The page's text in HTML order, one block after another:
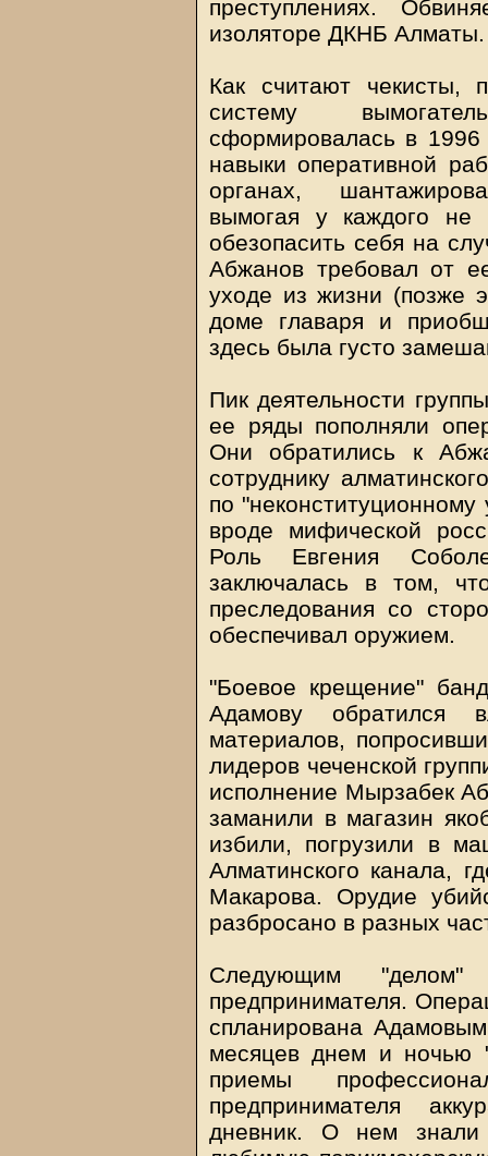
преступлениях.
изоляторе ДКНБ Алматы.
Как считают чекисты,
систему
сформировалась в
навыки оперативной
органах,
вымогая у каждого
обезопасить себя на
Абжанов требовал от
уходе из жизни (позже
доме главаря и
здесь была густо
Пик деятельности
ее ряды пополняли
Они обратились к
сотруднику
по
вроде мифической
Роль Евгения
заключалась в том,
преследования со
обеспечивал оружием.
"Боевое крещение"
Адамову обратился
материалов,
лидеров чеченской
исполнение Мырзабек
заманили в магазин
избили, погрузили в
Алматинского канала,
Макарова. Орудие
разбросано в разных
Следующим "делом"
предпринимателя.
спланирована
месяцев днем и ночью
приемы
предпринимателя
дневник. О нем